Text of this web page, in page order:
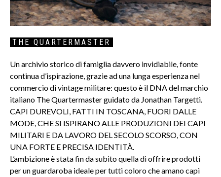
THE QUARTERMASTER
Un archivio storico di famiglia davvero invidiabile, fonte
continua d’ispirazione, grazie ad una lunga esperienza nel
commercio di vintage militare: questo è il DNA del marchio
italiano The Quartermaster guidato da Jonathan Targetti.
CAPI DUREVOLI, FATTI IN TOSCANA, FUORI DALLE
MODE, CHE SI ISPIRANO ALLE PRODUZIONI DEI CAPI
MILITARI E DA LAVORO DEL SECOLO SCORSO, CON
UNA FORTE E PRECISA IDENTITÀ.
L’ambizione è stata fin da subito quella di offrire prodotti
per un guardaroba ideale per tutti coloro che amano capi